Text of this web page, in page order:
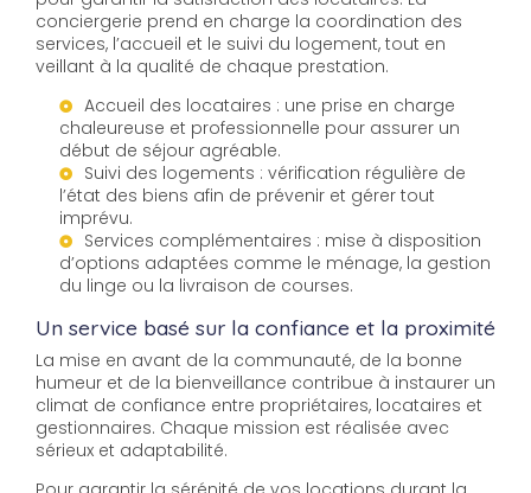
conciergerie prend en charge la coordination des
services, l’accueil et le suivi du logement, tout en
veillant à la qualité de chaque prestation.
Accueil des locataires : une prise en charge
chaleureuse et professionnelle pour assurer un
début de séjour agréable.
Suivi des logements : vérification régulière de
l’état des biens afin de prévenir et gérer tout
imprévu.
Services complémentaires : mise à disposition
d’options adaptées comme le ménage, la gestion
du linge ou la livraison de courses.
Un service basé sur la confiance et la proximité
La mise en avant de la communauté, de la bonne
humeur et de la bienveillance contribue à instaurer un
climat de confiance entre propriétaires, locataires et
gestionnaires. Chaque mission est réalisée avec
sérieux et adaptabilité.